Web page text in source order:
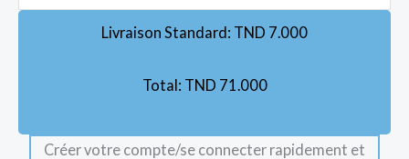
Livraison Standard: TND 7.000
Total: TND 71.000
Créer votre compte/se connecter rapidement et